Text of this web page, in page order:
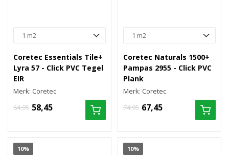
Coretec Essentials Tile+
Lyra 57 - Click PVC Tegel
EIR
Merk: Coretec
64,95 58,45
Coretec Naturals 1500+
Pampas 2955 - Click PVC
Plank
Merk: Coretec
74,95 67,45
10% 10%